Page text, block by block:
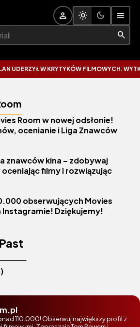
UDERZYŁ W KRYTYKÓW FILMOWYCH.
Room w nowej odsłonie!
ocenianie i Liga Znawców
znawców kina – zdobywaj
filmy i rozwiązując
obserwujących Movies
Instagramie! Dziękujemy!
110.000! Obserwuj największy profil z